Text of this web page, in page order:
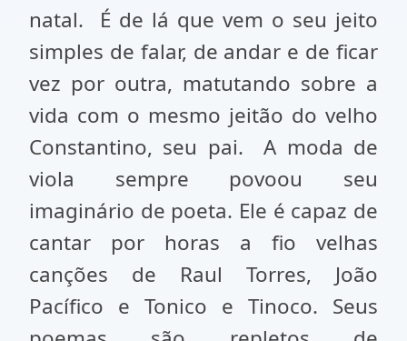
natal. É de lá que vem o seu jeito
simples de falar, de andar e de ficar
vez por outra, matutando sobre a
vida com o mesmo jeitão do velho
Constantino, seu pai. A moda de
viola sempre povoou seu
imaginário de poeta. Ele é capaz de
cantar por horas a fio velhas
canções de Raul Torres, João
Pacífico e Tonico e Tinoco. Seus